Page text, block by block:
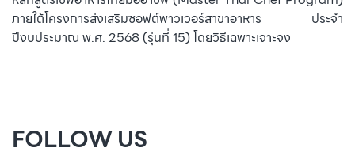
ภายใต้โครงการส่งเสริมซอฟต์พาวเวอร์สาขาอาหาร ประจำ
ปีงบประมาณ พ.ศ. 2568 (รุ่นที่ 15) โดยวิธีเฉพาะเจาะจง
FOLLOW US